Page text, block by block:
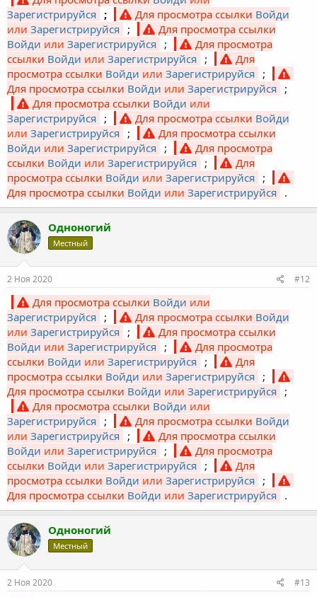
Зарегистрируйся ; Для просмотра ссылки Войди
или Зарегистрируйся ;
Для просмотра ссылки
Войди или Зарегистрируйся ;
Для просмотра
ссылки Войди или Зарегистрируйся ;
Для
просмотра ссылки Войди или Зарегистрируйся ;
Для просмотра ссылки Войди или Зарегистрируйся ;
Для просмотра ссылки Войди или
Зарегистрируйся ; Для просмотра ссылки Войди
или Зарегистрируйся ;
Для просмотра ссылки
Войди или Зарегистрируйся ;
Для просмотра
ссылки Войди или Зарегистрируйся ;
Для
просмотра ссылки Войди или Зарегистрируйся ;
Для просмотра ссылки Войди или Зарегистрируйся .
Одноногий
Местный
2 Ноя 2020 #12
Для просмотра ссылки Войди или
Зарегистрируйся ; Для просмотра ссылки Войди
или Зарегистрируйся ;
Для просмотра ссылки
Войди или Зарегистрируйся ;
Для просмотра
ссылки Войди или Зарегистрируйся ;
Для
просмотра ссылки Войди или Зарегистрируйся ;
Для просмотра ссылки Войди или Зарегистрируйся ;
Для просмотра ссылки Войди или
Зарегистрируйся ; Для просмотра ссылки Войди
или Зарегистрируйся ;
Для просмотра ссылки
Войди или Зарегистрируйся ;
Для просмотра
ссылки Войди или Зарегистрируйся ;
Для
просмотра ссылки Войди или Зарегистрируйся ;
Для просмотра ссылки Войди или Зарегистрируйся .
Одноногий
Местный
2 Ноя 2020 #13